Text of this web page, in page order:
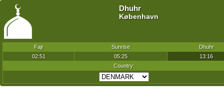
Dhuhr
København
Fajr Sunrise
Dhuhr
02:51
05:25
13:16
Country: